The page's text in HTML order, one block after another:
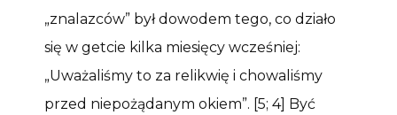
„znalazców” był dowodem tego, co działo
się w getcie kilka miesięcy wcześniej:
„Uważaliśmy to za relikwię i chowaliśmy
przed niepożądanym okiem”. [5; 4] Być